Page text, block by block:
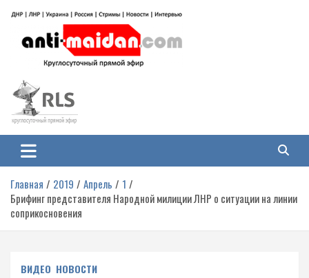
содержимому
Антимайдан: Гражданская война
на Украине
гражданской войне на Украине, включая события в Новороссии, ДНР,
ЛНР и других регионах.
Главная 2019 Апрель
1
Брифинг представителя Народной милиции ЛНР о ситуации на линии
соприкосновения
ВИДЕО НОВОСТИ